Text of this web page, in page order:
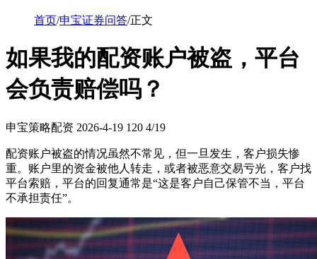
首页/申宝证券问答/正文
如果我的配资账户被盗，平台
会负责赔偿吗？
申宝策略配资 2026-4-19 120 4/19
配资账户被盗的情况虽然不常见，但一旦发生，客户损失惨
重。账户里的资金被他人转走，或者被恶意交易亏光，客户找
平台索赔，平台的回复通常是“这是客户自己保管不当，平台
不承担责任”。